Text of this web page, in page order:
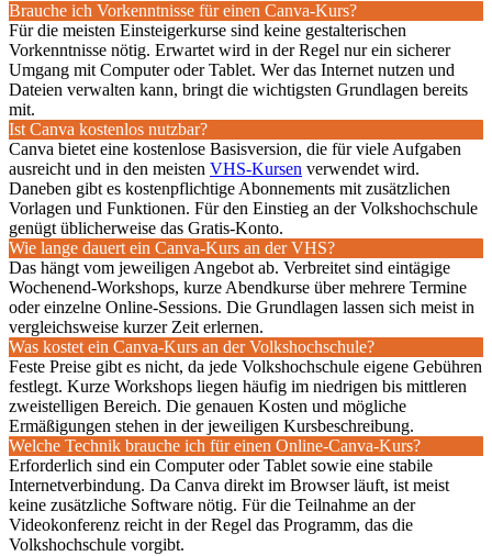
Brauche ich Vorkenntnisse für einen Canva-Kurs?
Für die meisten Einsteigerkurse sind keine gestalterischen
Vorkenntnisse nötig. Erwartet wird in der Regel nur ein sicherer
Umgang mit Computer oder Tablet. Wer das Internet nutzen und
Dateien verwalten kann, bringt die wichtigsten Grundlagen bereits
mit.
Ist Canva kostenlos nutzbar?
Canva bietet eine kostenlose Basisversion, die für viele Aufgaben
ausreicht und in den meisten VHS-Kursen verwendet wird.
Daneben gibt es kostenpflichtige Abonnements mit zusätzlichen
Vorlagen und Funktionen. Für den Einstieg an der Volkshochschule
genügt üblicherweise das Gratis-Konto.
Wie lange dauert ein Canva-Kurs an der VHS?
Das hängt vom jeweiligen Angebot ab. Verbreitet sind eintägige
Wochenend-Workshops, kurze Abendkurse über mehrere Termine
oder einzelne Online-Sessions. Die Grundlagen lassen sich meist in
vergleichsweise kurzer Zeit erlernen.
Was kostet ein Canva-Kurs an der Volkshochschule?
Feste Preise gibt es nicht, da jede Volkshochschule eigene Gebühren
festlegt. Kurze Workshops liegen häufig im niedrigen bis mittleren
zweistelligen Bereich. Die genauen Kosten und mögliche
Ermäßigungen stehen in der jeweiligen Kursbeschreibung.
Welche Technik brauche ich für einen Online-Canva-Kurs?
Erforderlich sind ein Computer oder Tablet sowie eine stabile
Internetverbindung. Da Canva direkt im Browser läuft, ist meist
keine zusätzliche Software nötig. Für die Teilnahme an der
Videokonferenz reicht in der Regel das Programm, das die
Volkshochschule vorgibt.